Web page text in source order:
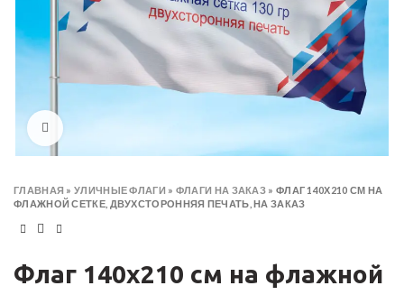
ГЛАВНАЯ »УЛИЧНЫЕ ФЛАГИ » ФЛАГИ НА ЗАКАЗ » ФЛАГ 140Х210 СМ НА
ФЛАЖНОЙ СЕТКЕ, ДВУХСТОРОННЯЯ ПЕЧАТЬ, НА ЗАКАЗ
Флаг 140х210 см на флажной